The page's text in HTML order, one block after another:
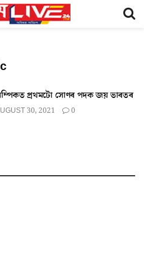
প্ৰথমটো সোণৰ পদক জয় ভাৰতৰ
30, 2021 0